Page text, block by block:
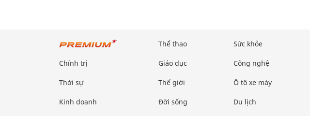
Chính trị
Thời sự
Kinh doanh
Thể thao
Giáo dục
Thế giới
Đời sống
Sức khỏe
Công nghệ
Ô tô xe máy
Du lịch